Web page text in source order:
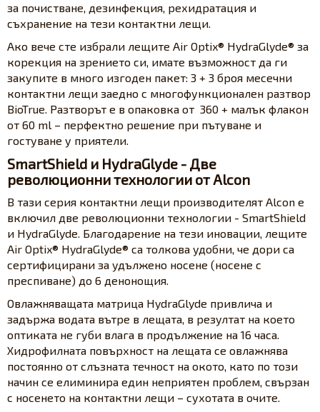
за почистване, дезинфекция, рехидратация и
съхранение на тези контактни лещи.
Ако вече сте избрали лещите Air Optix® HydraGlyde® за
корекция на зрението си, имате възможност да ги
закупите в много изгоден пакет: 3 + 3 броя месечни
контактни лещи заедно с многофункционален разтвор
BioTrue. Разтворът е в опаковка от 360 + малък флакон
от 60 ml – перфектно решение при пътуване и
гостуване у приятели.
SmartShield и HydraGlyde - Две
революционни технологии от Alcon
В тази серия контактни лещи производителят Alcon е
включил две революционни технологии - SmartShield
и HydraGlyde. Благодарение на тези иновации, лещите
Air Optix® HydraGlyde® са толкова удобни, че дори са
сертифицирани за удължено носене (носене с
преспиване) до 6 денонощия.
Овлажняващата матрица HydraGlyde привлича и
задържа водата вътре в лещата, в резултат на което
оптиката не губи влага в продължение на 16 часа.
Хидрофилната повърхност на лещата се овлажнява
постоянно от слъзната течност на окото, като по този
начин се елиминира един неприятен проблем, свързан
с носенето на контактни лещи – сухотата в очите.